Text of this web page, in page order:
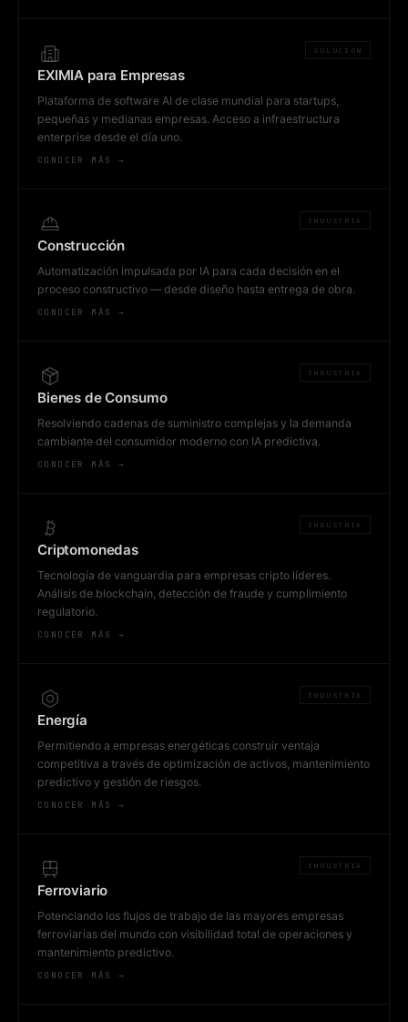
SOLUCIÓN
EXIMIA para Empresas
Plataforma de software AI de clase mundial para startups,
pequeñas y medianas empresas. Acceso a infraestructura
enterprise desde el día uno.
CONOCER MÁS →
INDUSTRIA
Construcción
Automatización impulsada por IA para cada decisión en el
proceso constructivo — desde diseño hasta entrega de obra.
CONOCER MÁS →
INDUSTRIA
Bienes de Consumo
Resolviendo cadenas de suministro complejas y la demanda
cambiante del consumidor moderno con IA predictiva.
CONOCER MÁS →
INDUSTRIA
Criptomonedas
Tecnología de vanguardia para empresas cripto líderes.
Análisis de blockchain, detección de fraude y cumplimiento
regulatorio.
CONOCER MÁS →
INDUSTRIA
Energía
Permitiendo a empresas energéticas construir ventaja
competitiva a través de optimización de activos, mantenimiento
predictivo y gestión de riesgos.
CONOCER MÁS →
INDUSTRIA
Ferroviario
Potenciando los flujos de trabajo de las mayores empresas
ferroviarias del mundo con visibilidad total de operaciones y
mantenimiento predictivo.
CONOCER MÁS →